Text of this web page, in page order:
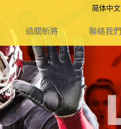
简体中文
過關斬將 聯絡我們